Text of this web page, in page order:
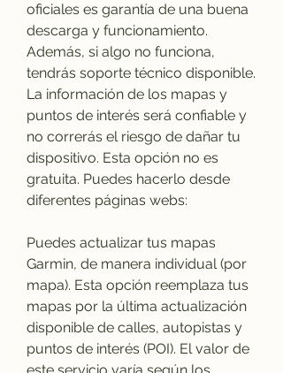
oficiales es garantía de una buena
descarga y funcionamiento.
Además, si algo no funciona,
tendrás soporte técnico disponible.
La información de los mapas y
puntos de interés será confiable y
no correrás el riesgo de dañar tu
dispositivo. Esta opción no es
gratuita. Puedes hacerlo desde
diferentes páginas webs:
Puedes actualizar tus mapas
Garmin, de manera individual (por
mapa). Esta opción reemplaza tus
mapas por la última actualización
disponible de calles, autopistas y
puntos de interés (POI). El valor de